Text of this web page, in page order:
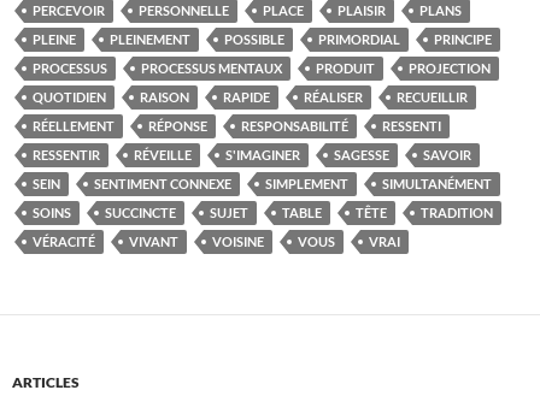
PERCEVOIR
PERSONNELLE PLACE PLAISIR
PLANS
PLEINE
PLEINEMENT POSSIBLE PRIMORDIAL
PRINCIPE
PROCESSUS
PROCESSUS MENTAUX PRODUIT
PROJECTION
QUOTIDIEN
RAISON RAPIDE RÉALISER
RECUEILLIR
RÉELLEMENT
RÉPONSE RESPONSABILITÉ
RESSENTI
RESSENTIR
RÉVEILLE S'IMAGINER SAGESSE
SAVOIR
SEIN
SENTIMENT CONNEXE SIMPLEMENT
SIMULTANÉMENT
SOINS
SUCCINCTE SUJET TABLE TÊTE
TRADITION
VÉRACITÉ
VIVANT VOISINE VOUS VRAI
ARTICLES